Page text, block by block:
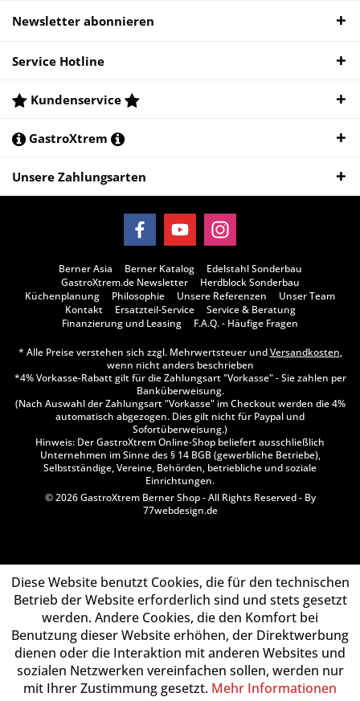
Newsletter abonnieren
Service Hotline
Kundenservice
GastroXtrem
Unsere Zahlungsarten
Berner Asia Berner Katalog
Edelstahl Sonderbau
GastroXtrem.de Newsletter
Herdblock Sonderbau
Küchenplanung
Philosophie Unsere Referenzen
Unser Team
Kontakt
Ersatzteil-Service
Service & Beratung
Finanzierung und Leasing
F.A.Q. - Häufige Fragen
* Alle Preise verstehen sich zzgl. Mehrwertsteuer undVersandkosten,
wenn nicht anders beschrieben
*4% Vorkasse-Rabatt gilt für die Zahlungsart "Vorkasse" - Sie zahlen per
Banküberweisung.
(Nach Auswahl der Zahlungsart "Vorkasse" im Checkout werden die 4%
automatisch abgezogen. Dies gilt nicht für Paypal und
Sofortüberweisung.)
Hinweis: Der GastroXtrem Online-Shop beliefert ausschließlich
Unternehmen im Sinne des § 14 BGB (gewerbliche Betriebe),
Selbstständige, Vereine, Behörden, betriebliche und soziale
Einrichtungen.
© 2026 GastroXtrem Berner Shop - All Rights Reserved - By
77webdesign.de
Diese Website benutzt Cookies, die für den technischen
Betrieb der Website erforderlich sind und stets gesetzt
werden. Andere Cookies, die den Komfort bei
Benutzung dieser Website erhöhen, der Direktwerbung
dienen oder die Interaktion mit anderen Websites und
sozialen Netzwerken vereinfachen sollen, werden nur
mit Ihrer Zustimmung gesetzt. Mehr Informationen